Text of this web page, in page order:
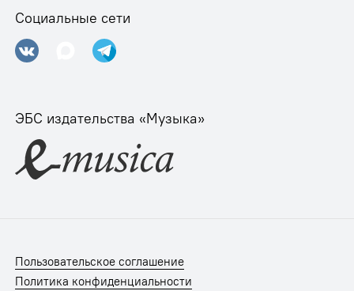
Социальные сети
ЭБС издательства «Музыка»
Пользовательское соглашение
Политика конфиденциальности